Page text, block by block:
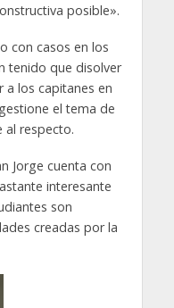
posible».
con casos en los
tenido que disolver
a los capitanes en
el tema de
al respecto.
Jorge cuenta con
interesante
son
creadas por la